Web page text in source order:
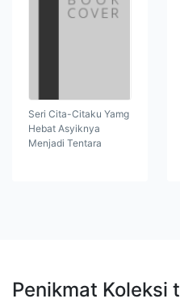
Seri Cita-Citaku Yamg
Hebat Asyiknya
Menjadi Tentara
Penikmat Koleksi